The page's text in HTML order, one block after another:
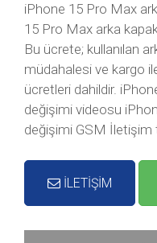
iPhone 15 Pro Max
15 Pro Max arka
Bu ücrete; kullanılan
müdahalesi ve kargo
ücretleri dahildir.
değişimi videosu
değişimi GSM İletişim
İLETİŞİM